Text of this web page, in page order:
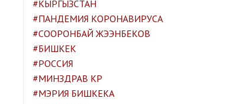
#КЫРГЫЗСТАН
#ПАНДЕМИЯ КОРОНАВИРУСА
#СООРОНБАЙ ЖЭЭНБЕКОВ
#БИШКЕК
#РОССИЯ
#МИНЗДРАВ КР
#МЭРИЯ БИШКЕКА